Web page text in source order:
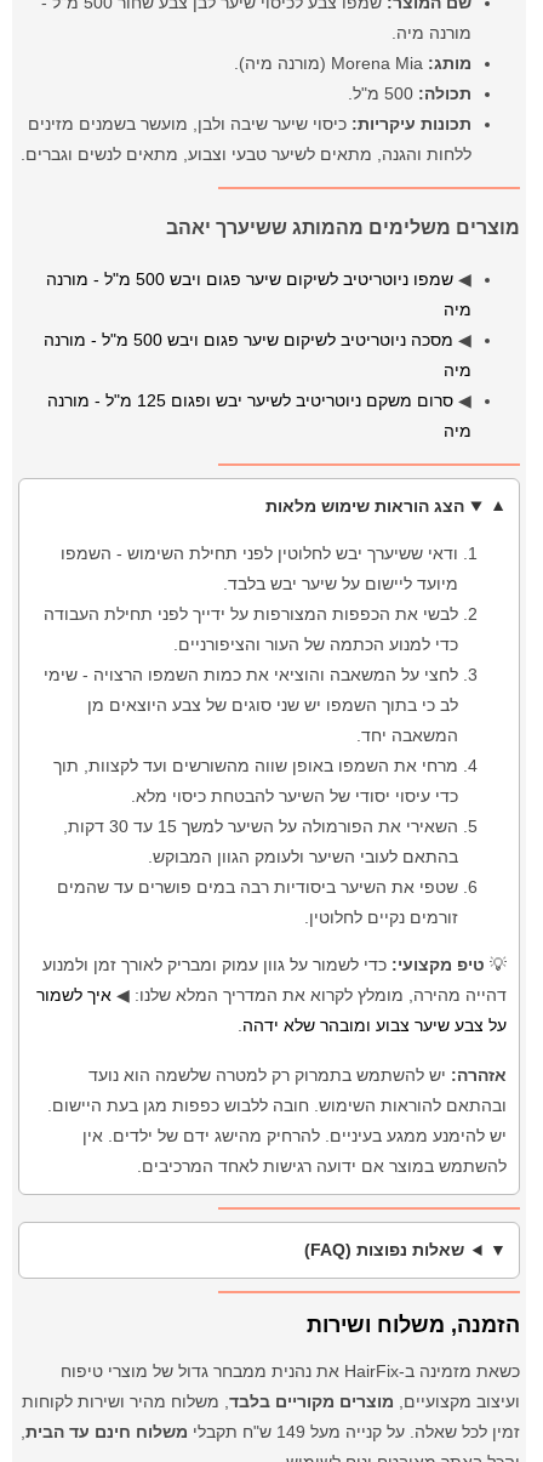
מורנה מיה.
מותג: Morena Mia (מורנה מיה).
תכולה: 500 מ"ל.
תכונות עיקריות: כיסוי שיער שיבה ולבן, מועשר בשמנים מזינים
ללחות והגנה, מתאים לשיער טבעי וצבוע, מתאים לנשים וגברים.
מוצרים משלימים מהמותג ששיערך יאהב
◀
שמפו ניוטריטיב לשיקום שיער פגום ויבש 500 מ"ל - מורנה
מיה
◀
מסכה ניוטריטיב לשיקום שיער פגום ויבש 500 מ"ל - מורנה
מיה
◀
סרום משקם ניוטריטיב לשיער יבש ופגום 125 מ"ל - מורנה
מיה
הצג הוראות שימוש מלאות
ודאי ששיערך יבש לחלוטין לפני תחילת השימוש - השמפו
מיועד ליישום על שיער יבש בלבד.
לבשי את הכפפות המצורפות על ידייך לפני תחילת העבודה
כדי למנוע הכתמה של העור והציפורניים.
לחצי על המשאבה והוציאי את כמות השמפו הרצויה - שימי
לב כי בתוך השמפו יש שני סוגים של צבע היוצאים מן
המשאבה יחד.
מרחי את השמפו באופן שווה מהשורשים ועד לקצוות, תוך
כדי עיסוי יסודי של השיער להבטחת כיסוי מלא.
השאירי את הפורמולה על השיער למשך 15 עד 30 דקות,
בהתאם לעובי השיער ולעומק הגוון המבוקש.
שטפי את השיער ביסודיות רבה במים פושרים עד שהמים
זורמים נקיים לחלוטין.
💡 טיפ מקצועי: כדי לשמור על גוון עמוק ומבריק לאורך זמן ולמנוע
דהייה מהירה, מומלץ לקרוא את המדריך המלא שלנו: ◀איך לשמור
על צבע שיער צבוע ומובהר שלא ידהה
אזהרה: יש להשתמש בתמרוק רק למטרה שלשמה הוא נועד
ובהתאם להוראות השימוש. חובה ללבוש כפפות מגן בעת היישום.
יש להימנע ממגע בעיניים. להרחיק מהישג ידם של ילדים. אין
להשתמש במוצר אם ידועה רגישות לאחד המרכיבים.
שאלות נפוצות (FAQ)
הזמנה, משלוח ושירות
כשאת מזמינה ב-HairFix את נהנית ממבחר גדול של מוצרי טיפוח
ועיצוב מקצועיים, מוצרים מקוריים בלבד , משלוח מהיר ושירות לקוחות
זמין לכל שאלה. על קנייה מעל 149 ש"ח תקבלי
משלוח חינם עד הבית